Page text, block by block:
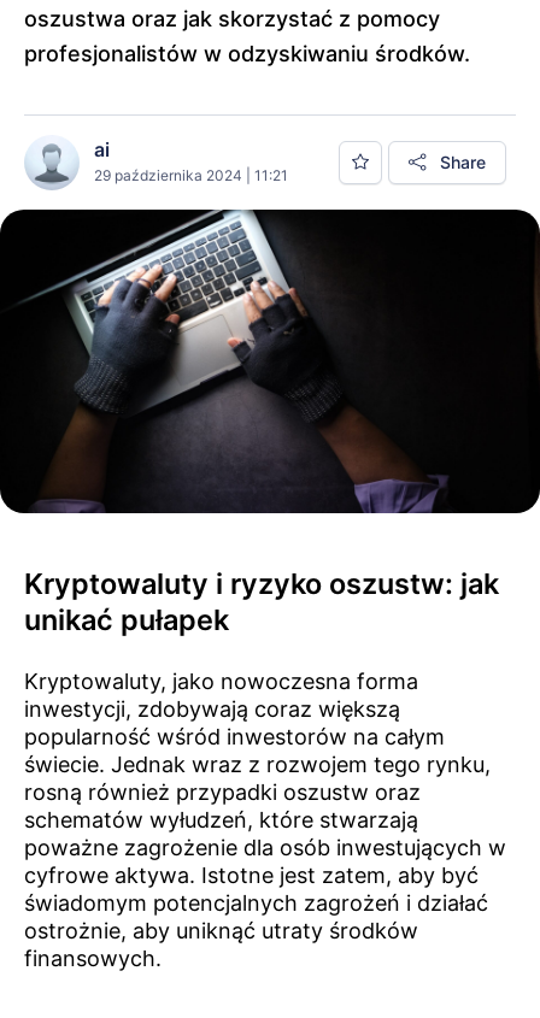
oszustwa oraz jak skorzystać z pomocy
profesjonalistów w odzyskiwaniu środków.
ai
29 października 2024 | 11:21
Share
Kryptowaluty i ryzyko oszustw: jak
unikać pułapek
Kryptowaluty, jako nowoczesna forma
inwestycji, zdobywają coraz większą
popularność wśród inwestorów na całym
świecie. Jednak wraz z rozwojem tego rynku,
rosną również przypadki oszustw oraz
schematów wyłudzeń, które stwarzają
poważne zagrożenie dla osób inwestujących w
cyfrowe aktywa. Istotne jest zatem, aby być
świadomym potencjalnych zagrożeń i działać
ostrożnie, aby uniknąć utraty środków
finansowych.